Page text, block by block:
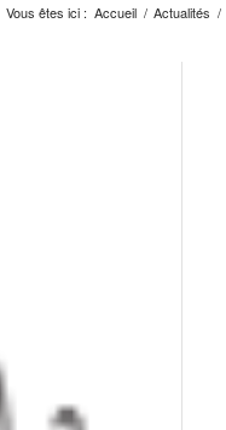
Vous êtes ici : Accueil / Actualités /